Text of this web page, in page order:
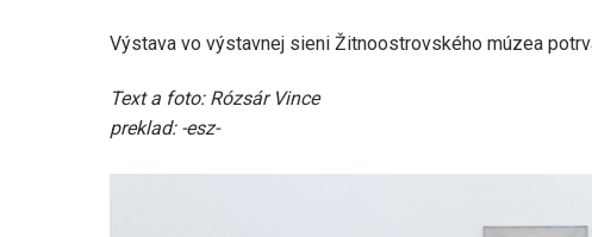
Výstava vo výstavnej sieni Žitnoostrovského múzea
Text a foto: Rózsár Vince
preklad: -esz-